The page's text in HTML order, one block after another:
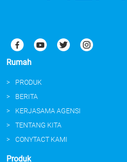
Rumah
PRODUK
BERITA
KERJASAMA AGENSI
TENTANG KITA
CONYTACT KAMI
Produk